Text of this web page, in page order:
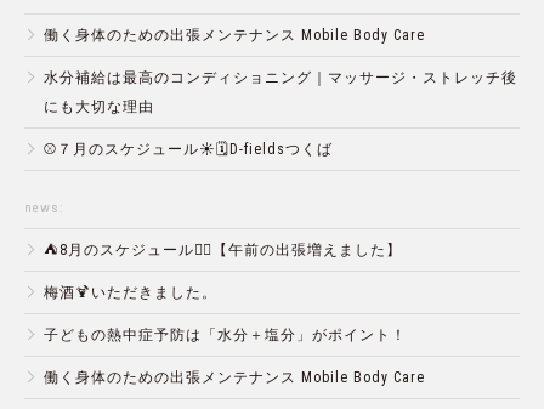
働く身体のための出張メンテナンス Mobile Body Care
水分補給は最高のコンディショニング｜マッサージ・ストレッチ後
にも大切な理由
⚾️７月のスケジュール☀️🗓D-fieldsつくば
news:
⛺️8月のスケジュール🏄‍♂️【午前の出張増えました】
梅酒🍹いただきました。
子どもの熱中症予防は「水分＋塩分」がポイント！
働く身体のための出張メンテナンス Mobile Body Care